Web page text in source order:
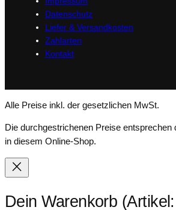
Datenschutz
Liefer & Versandkosten
Zahlarten
Kontakt
Alle Preise inkl. der gesetzlichen MwSt.
Die durchgestrichenen Preise entsprechen
in diesem Online-Shop.
Dein Warenkorb